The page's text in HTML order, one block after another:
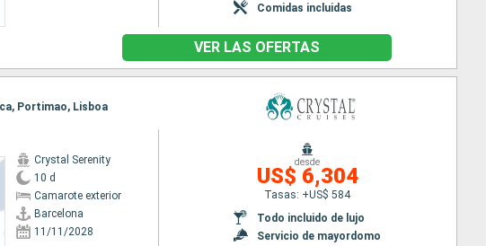
Comidas incluidas
VER LAS OFERTAS
Portimao, Lisboa
Crystal Serenity
10 d
Camarote exterior
Barcelona
11/11/2028
desde
US$ 6,304
Tasas: +US$ 584
Todo incluido de lujo
Servicio de mayordomo